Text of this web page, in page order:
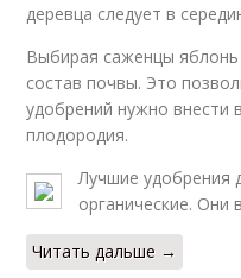
деревца следует в
Выбирая саженцы
состав почвы. Это
удобрений нужно
плодородия.
Лучшие удобрения
органические. Они
Читать дальше →